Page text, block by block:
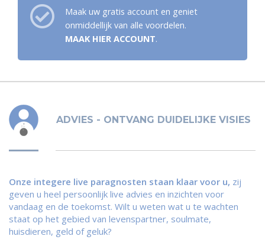
Maak uw gratis account en geniet
onmiddellijk van alle voordelen.
MAAK HIER ACCOUNT.
ADVIES - ONTVANG DUIDELIJKE VISIES
Onze integere live paragnosten staan klaar voor u, zij
geven u heel persoonlijk live advies en inzichten voor
vandaag en de toekomst. Wilt u weten wat u te wachten
staat op het gebied van levenspartner, soulmate,
huisdieren, geld of geluk?